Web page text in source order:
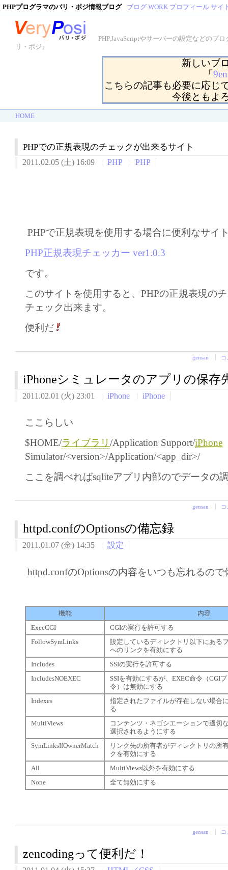
PHPプログラマのバリ・ポジ情報ブログ ブログ WORK プロフィール サイ
PHP,JavaScriptやサーバーの設定などのプ
リ・ポジ』
新しいブ
「
こちらの記事も必要に応じ
今後ともよ
HOME
PHPでの正規表現のチェックが出来るサイト
2011.02.05 (土) 16:09 PHP PHP
PHPで正規表現を使用する場合に便利なサイ
PHP正規表現チェッカー ver1.0.3
です。
このサイトを使用すると、PHPの正規表現の
チェック出来ます。
便利だ
gensan
iPhoneシミュレータのアプリの保存
2011.02.01 (火) 23:01 iPhone iPhone
ここらしい
$HOME/ライブラリ/Application Support/iPhone
Simulator/<version>/Application/<app_dir>/
ここを調べればsqliteアプリ内部のでデータの
gensan
httpd.confのOptionsの備忘録
2011.01.07 (金) 14:35 設定
httpd.confのOptionsの内容をいつも忘れるので
機能
内容
ExecCGI
CGIの実行を許可する
FollowSymLinks
設定しているディレクトリ以下にある
へのリンクを有効にする
Includes
SSIの実行を許可する
IncludesNOEXEC
SSIを有効にするが、EXEC命令（CGI
令）は無効にする
Indexes
指定されたファイルが存在しない場合
る
MultiViews
コンテンツ・ネゴシエーションで適切
選択されるようにする
SymLinksIfOwnerMatch
リンク先の所有者がディレクトリの所
クを有効にする
All
MultiViews以外を有効にする
None
全て無効にする
gensan
zencodingって便利だ！